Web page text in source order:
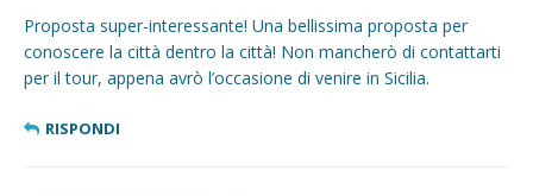
Proposta super-interessante! Una bellissima proposta per
conoscere la città dentro la città! Non mancherò di contattarti
per il tour, appena avrò l’occasione di venire in Sicilia.
RISPONDI